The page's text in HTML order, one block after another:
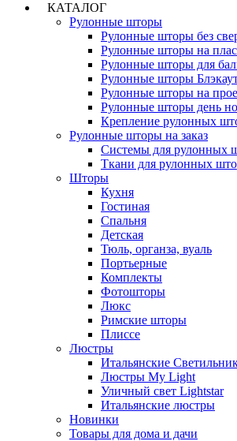
КАТАЛОГ
Рулонные шторы
Рулонные шторы без
Рулонные шторы на
Рулонные шторы для
Рулонные шторы
Рулонные шторы на
Рулонные шторы день
Крепление рулонных
Рулонные шторы на заказ
Системы для рулонных
Ткани для рулонных
Шторы
Кухня
Гостиная
Спальня
Детская
Тюль, органза, вуаль
Портьерные
Комплекты
Фотошторы
Люкс
Римские шторы
Плиссе
Люстры
Итальянские
Люстры My Light
Уличный свет Lightstar
Итальянские люстры
Новинки
Товары для дома и дачи